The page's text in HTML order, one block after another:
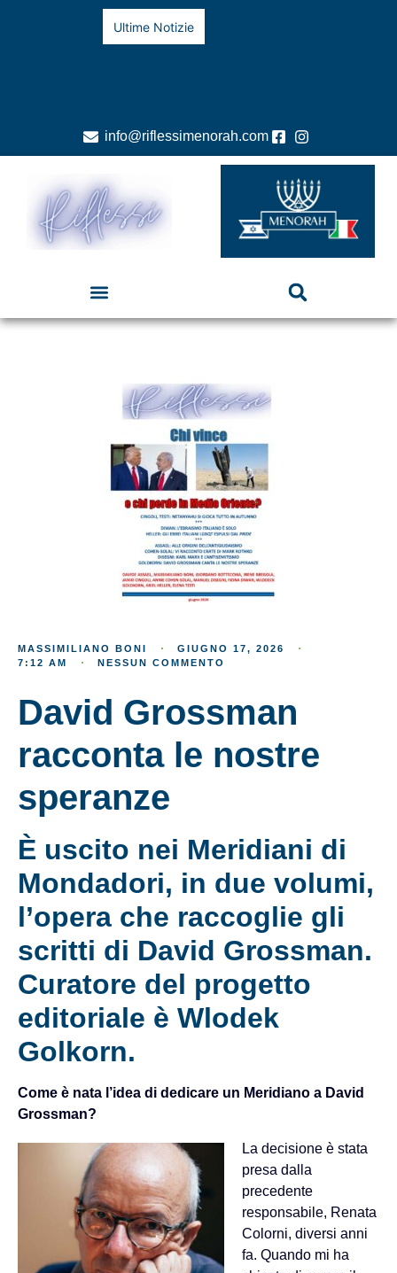
Ultime Notizie
info@riflessimenorah.com
MASSIMILIANO BONI
GIUGNO 17, 2026
7:12 AM
NESSUN COMMENTO
David Grossman
racconta le nostre
speranze
È uscito nei Meridiani di
Mondadori, in due volumi,
l’opera che raccoglie gli
scritti di David Grossman.
Curatore del progetto
editoriale è Wlodek
Golkorn.
Come è nata l’idea di dedicare un Meridiano a David
Grossman?
La decisione è stata
presa dalla
precedente
responsabile, Renata
Colorni, diversi anni
fa. Quando mi ha